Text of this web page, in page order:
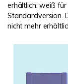
erhältlich: weiß
Standardversion.
nicht mehr